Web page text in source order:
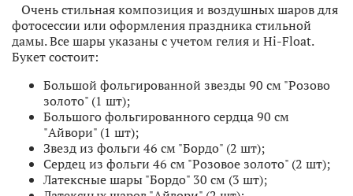
Очень стильная композиция и воздушных шаров для
фотосессии или оформления праздника стильной
дамы. Все шары указаны с учетом гелия и Hi-Float.
Букет состоит:
Большой фольгированной звезды 90 см "Розово
золото" (1 шт);
Большого фольгированного сердца 90 см
"Айвори" (1 шт);
Звезд из фольги 46 см "Бордо" (2 шт);
Сердец из фольги 46 см "Розовое золото" (2 шт);
Латексные шары "Бордо" 30 см (3 шт);